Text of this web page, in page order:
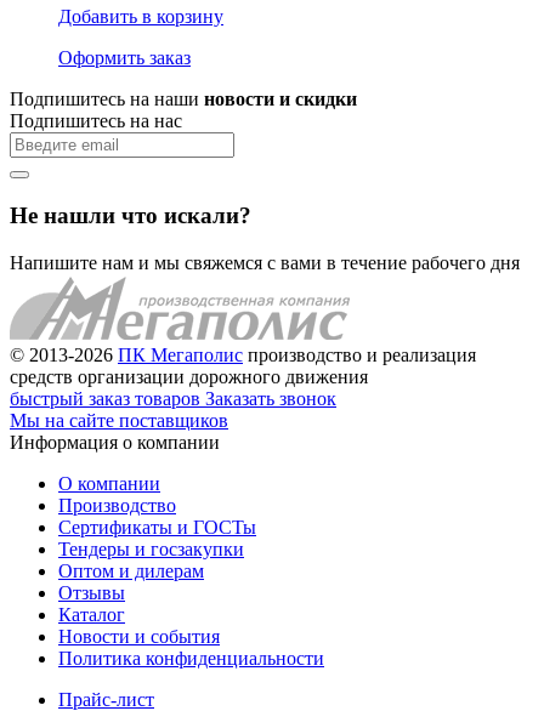
Добавить в корзину
Оформить заказ
Подпишитесь на наши новости и скидки
Подпишитесь на нас
Не нашли что искали?
Напишите нам и мы свяжемся с вами в течение рабочего дня
© 2013-2026 ПК Мегаполис производство и реализация
средств организации дорожного движения
быстрый заказ товаров Заказать звонок
Мы на сайте поставщиков
Информация о компании
О компании
Производство
Сертификаты и ГОСТы
Тендеры и госзакупки
Оптом и дилерам
Отзывы
Каталог
Новости и события
Политика конфиденциальности
Прайс-лист